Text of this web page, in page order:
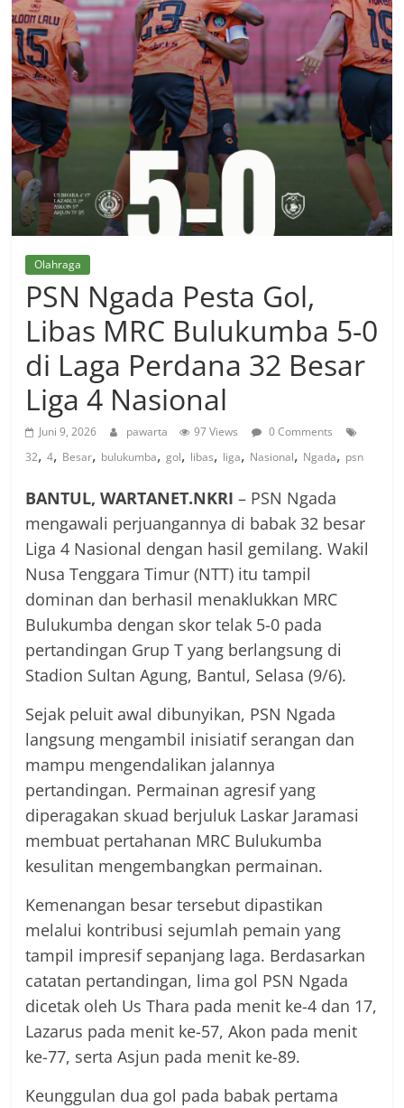
Olahraga
PSN Ngada Pesta Gol,
Libas MRC Bulukumba 5-0
di Laga Perdana 32 Besar
Liga 4 Nasional
Juni 9, 2026 pawarta 97 Views
0 Comments
32,4, Besar, bulukumba,gol, libas, liga, Nasional, Ngada, psn
BANTUL, WARTANET.NKRI – PSN Ngada
mengawali perjuangannya di babak 32 besar
Liga 4 Nasional dengan hasil gemilang. Wakil
Nusa Tenggara Timur (NTT) itu tampil
dominan dan berhasil menaklukkan MRC
Bulukumba dengan skor telak 5-0 pada
pertandingan Grup T yang berlangsung di
Stadion Sultan Agung, Bantul, Selasa (9/6).
Sejak peluit awal dibunyikan, PSN Ngada
langsung mengambil inisiatif serangan dan
mampu mengendalikan jalannya
pertandingan. Permainan agresif yang
diperagakan skuad berjuluk Laskar Jaramasi
membuat pertahanan MRC Bulukumba
kesulitan mengembangkan permainan.
Kemenangan besar tersebut dipastikan
melalui kontribusi sejumlah pemain yang
tampil impresif sepanjang laga. Berdasarkan
catatan pertandingan, lima gol PSN Ngada
dicetak oleh Us Thara pada menit ke-4 dan 17,
Lazarus pada menit ke-57, Akon pada menit
ke-77, serta Asjun pada menit ke-89.
Keunggulan dua gol pada babak pertama